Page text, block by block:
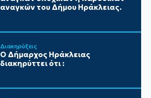
αναγκών του Δήμου Ηράκλειας.
Διακηρύξεις
Ο Δήμαρχος Ηράκλειας
διακηρύττει ότι :